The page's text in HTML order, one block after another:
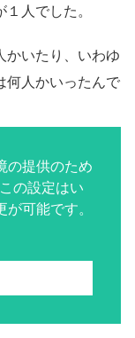
人でした。
かいたり、いわゆ
何人かいったんで
引退されまし
の提供のため
の設定はい
可能です。